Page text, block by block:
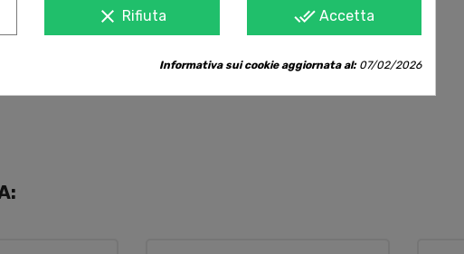
clear Rifiuta done_all Accetta
Informativa sui cookie aggiornata al:07/02/2026